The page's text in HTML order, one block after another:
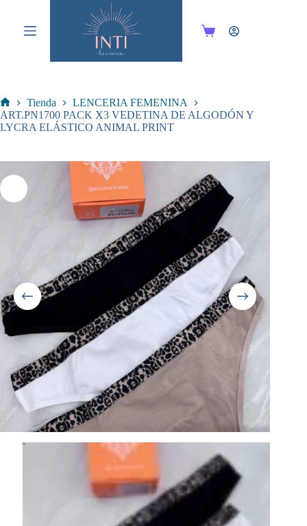
contenido
Carro
Inicio
Tienda
LENCERIA FEMENINA
ART.PN1700 PACK X3 VEDETINA DE ALGODÓN Y
LYCRA ELÁSTICO ANIMAL PRINT